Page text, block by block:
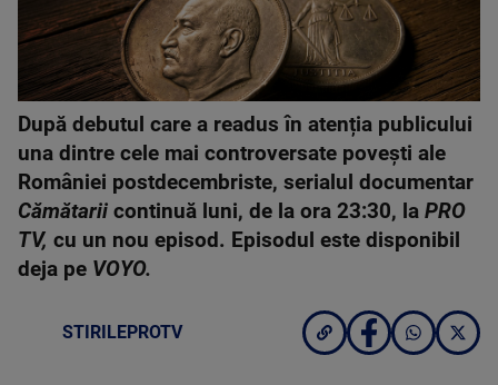
După debutul care a readus în atenția publicului
una dintre cele mai controversate povești ale
României postdecembriste, serialul documentar
Cămătarii continuă luni, de la ora 23:30, la PRO
TV, cu un nou episod. Episodul este disponibil
deja pe VOYO.
STIRILEPROTV